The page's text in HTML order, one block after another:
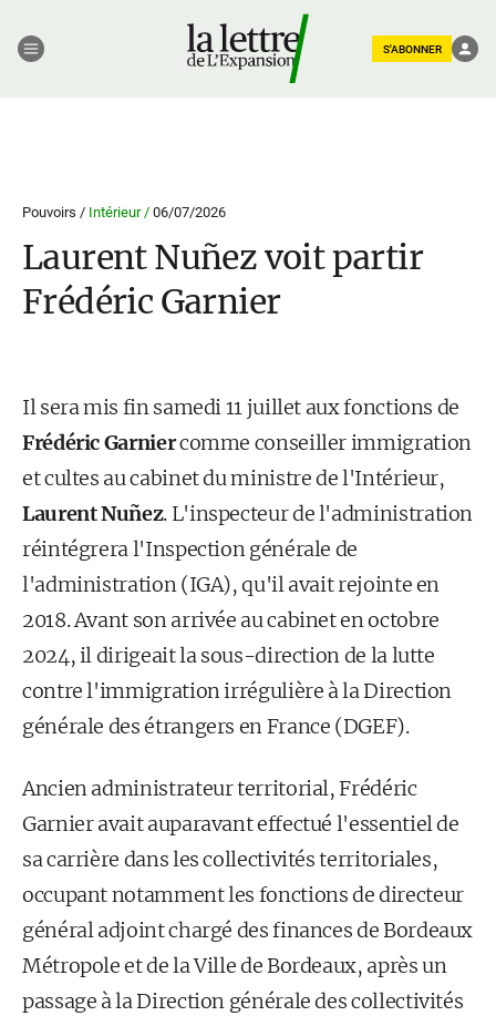
S'ABONNER
Pouvoirs / Intérieur / 06/07/2026
Laurent Nuñez voit partir
Frédéric Garnier
Il sera mis fin samedi 11 juillet aux fonctions de
Frédéric Garniercomme conseiller immigration
et cultes au cabinet du ministre de l'Intérieur,
Laurent Nuñez. L'inspecteur de l'administration
réintégrera l'Inspection générale de
l'administration (IGA), qu'il avait rejointe en
2018. Avant son arrivée au cabinet en octobre
2024, il dirigeait la sous-direction de la lutte
contre l'immigration irrégulière à la Direction
générale des étrangers en France (DGEF).
Ancien administrateur territorial, Frédéric
Garnier avait auparavant effectué l'essentiel de
sa carrière dans les collectivités territoriales,
occupant notamment les fonctions de directeur
général adjoint chargé des finances de Bordeaux
Métropole et de la Ville de Bordeaux, après un
passage à la Direction générale des collectivités